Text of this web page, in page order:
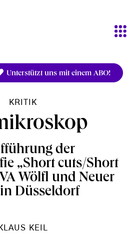
Unterstützt uns mit einem ABO!
KRITIK
der
„Short cuts/Short
Wölfl und Neuer
Düsseldorf
KLAUS KEIL